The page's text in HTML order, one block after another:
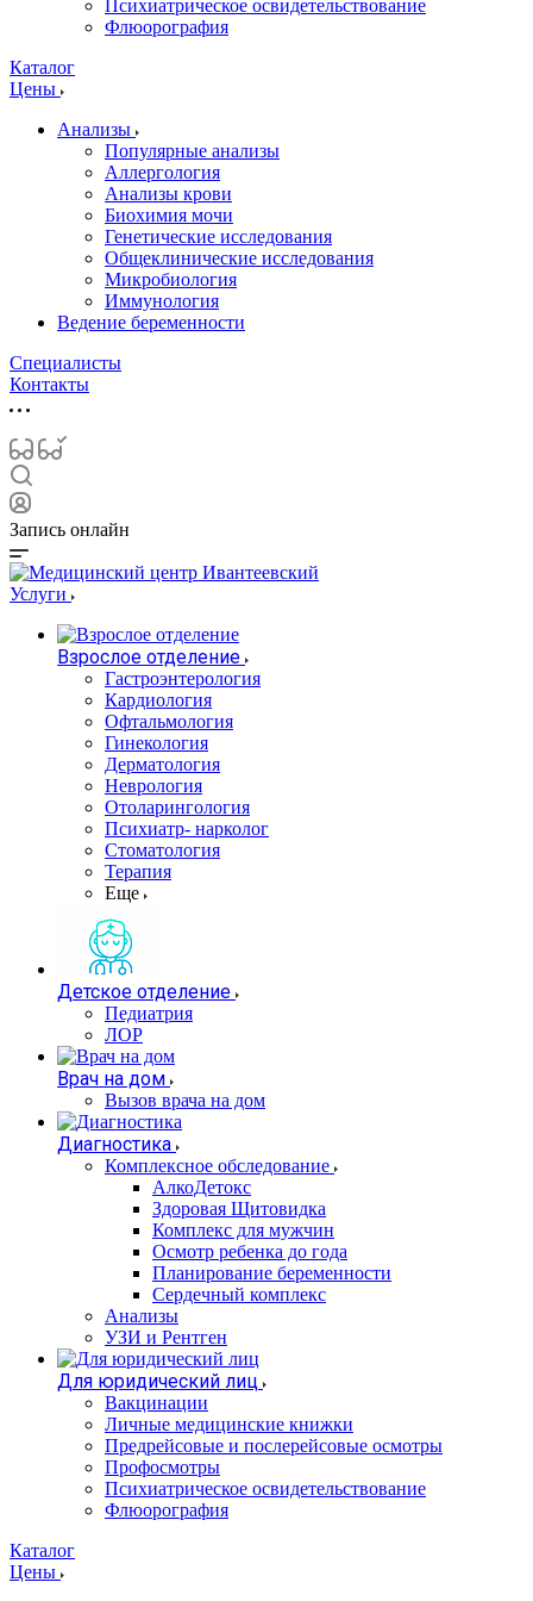
Психиатрическое освидетельствование
Флюорография
Каталог
Цены
Анализы
Популярные анализы
Аллергология
Анализы крови
Биохимия мочи
Генетические исследования
Общеклинические исследования
Микробиология
Иммунология
Ведение беременности
Специалисты
Контакты
Запись онлайн
Услуги
Взрослое отделение
Гастроэнтерология
Кардиология
Офтальмология
Гинекология
Дерматология
Неврология
Отоларингология
Психиатр- нарколог
Стоматология
Терапия
Еще
Детское отделение
Педиатрия
ЛОР
Врач на дом
Вызов врача на дом
Диагностика
Комплексное обследование
АлкоДетокс
Здоровая Щитовидка
Комплекс для мужчин
Осмотр ребенка до года
Планирование беременности
Сердечный комплекс
Анализы
УЗИ и Рентген
Для юридический лиц
Вакцинации
Личные медицинские книжки
Предрейсовые и послерейсовые осмотры
Профосмотры
Психиатрическое освидетельствование
Флюорография
Каталог
Цены